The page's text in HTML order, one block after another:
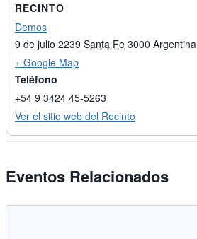
RECINTO
Demos
9 de julio 2239 Santa Fe 3000 Argentina
+ Google Map
Teléfono
+54 9 3424 45-5263
Ver el sitio web del Recinto
Eventos Relacionados